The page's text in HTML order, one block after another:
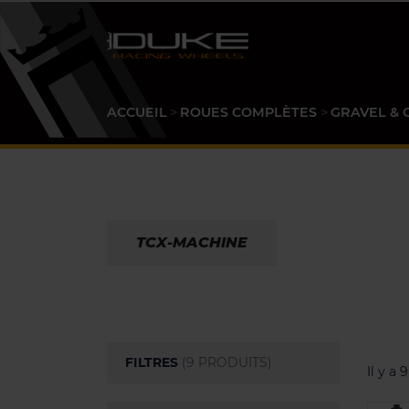
ACCUEIL ROUES COMPLÈTES GRAVEL &
TCX-MACHINE
FILTRES (9 PRODUITS)
Il y a